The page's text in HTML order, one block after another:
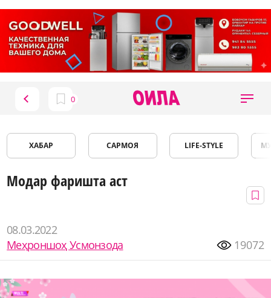
ХАБАР САРМОЯ LIFE-STYLE
Модар фаришта аст
08.03.2022
Меҳроншоҳ Усмонзода
19072